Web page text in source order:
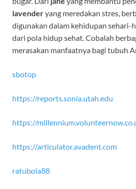
lavenderyang meredakan stres,
digunakan dalam kehidupan sehari-
dari pola hidup sehat. Cobalah
merasakan manfaatnya bagi tubuh
sbotop
https://reports.sonia.utah.edu
https://
https://articulator.avadent.com
ratubola88